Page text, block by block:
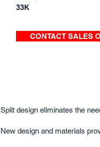
33K
CONTACT SALES
Split design eliminates the
New design and materials